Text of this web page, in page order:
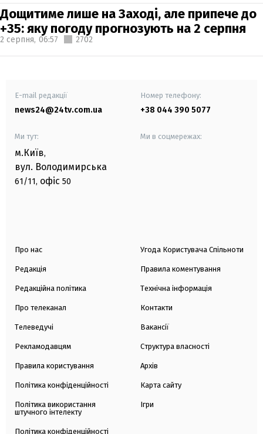
Дощитиме лише на Заході, але припече до
+35: яку погоду прогнозують на 2 серпня
2 серпня, 06:57 2702
E-mail редакції
news24@24tv.com.ua
Номер телефону:
+38 044 390 5077
Ми тут:
м.Київ,
вул. Володимирська
61/11, офіс 50
Ми в соцмережах:
Про нас
Редакція
Редакційна політика
Про телеканал
Телеведучі
Рекламодавцям
Правила користування
Політика конфіденційності
Політика використання
штучного інтелекту
Політика конфіденційності
Угода Користувача Спільноти
Правила коментування
Технічна інформація
Контакти
Вакансії
Структура власності
Архів
Карта сайту
Ігри